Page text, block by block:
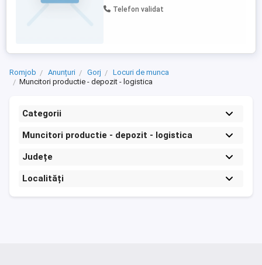
Telefon validat
Romjob Anunțuri Gorj
Locuri de munca
Muncitori productie - depozit - logistica
Categorii
Muncitori productie - depozit - logistica
Județe
Localități